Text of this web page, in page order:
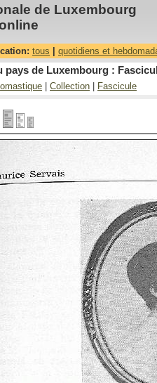
de Luxembourg
tous quotidiens et
pays de Luxembourg :
Collection Fascicule